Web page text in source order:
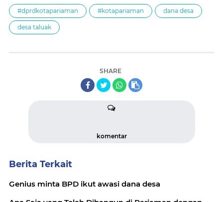
#dprdkotapariaman #kotapariaman dana desa
desa taluak
SHARE
komentar
Berita Terkait
Genius minta BPD ikut awasi dana desa